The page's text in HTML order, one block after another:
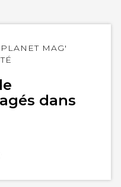
MAG'
dans